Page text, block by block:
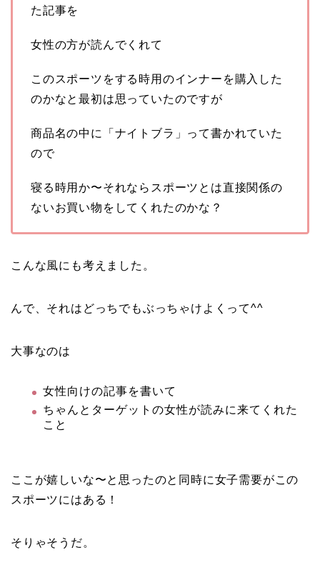
た記事を
女性の方が読んでくれて
このスポーツをする時用のインナーを購入した
のかなと最初は思っていたのですが
商品名の中に「ナイトブラ」って書かれていた
ので
寝る時用か〜それならスポーツとは直接関係の
ないお買い物をしてくれたのかな？
こんな風にも考えました。
んで、それはどっちでもぶっちゃけよくって^^
大事なのは
女性向けの記事を書いて
ちゃんとターゲットの女性が読みに来てくれた
こと
ここが嬉しいな〜と思ったのと同時に女子需要がこの
スポーツにはある！
そりゃそうだ。